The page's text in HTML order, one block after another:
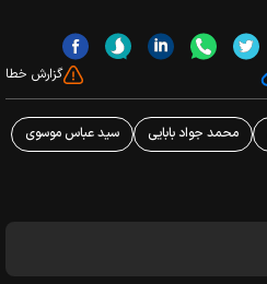
گزارش خطا
محمد جواد بابایی
سید عباس موسوی